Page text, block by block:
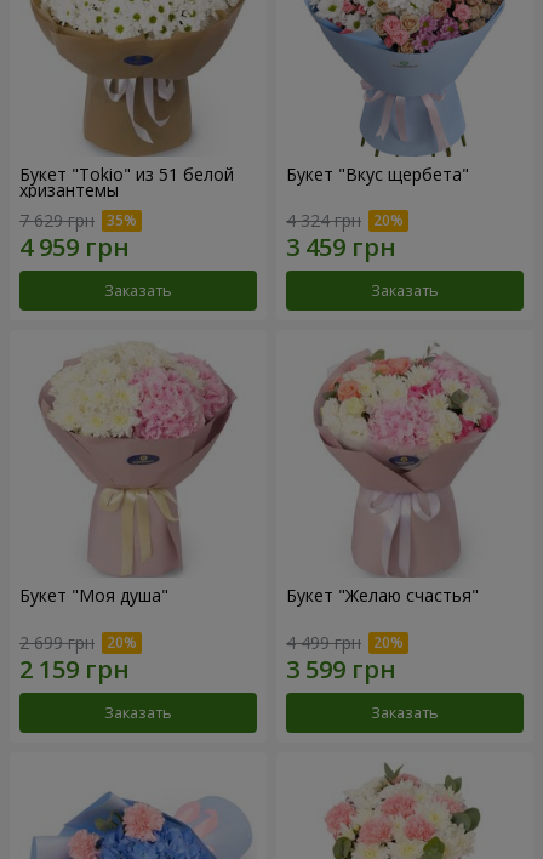
Букет "Tokio" из 51 белой
хризантемы
7 629 грн
Заказать
Букет "Вкус щербета"
4 324 грн
Заказать
Букет "Моя душа"
2 699 грн
Заказать
Букет "Желаю счастья"
4 499 грн
Заказать